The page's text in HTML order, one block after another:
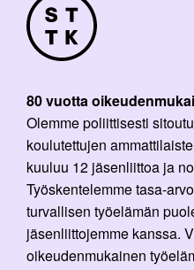
80 vuotta
Olemme poliittisesti
koulutettujen
kuuluu 12 jäsenliittoa ja
Työskentelemme tasa-
turvallisen työelämän
jäsenliittojemme kanssa.
oikeudenmukainen